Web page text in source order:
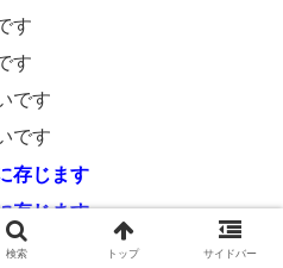
す
す
です
です
存じます
存じます
に存じます
検索 トップ サイドバー